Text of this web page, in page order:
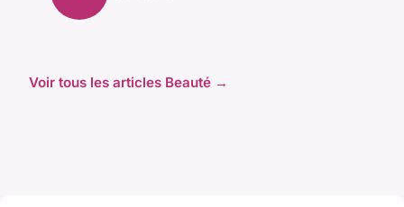
Voir tous les articles Beauté →